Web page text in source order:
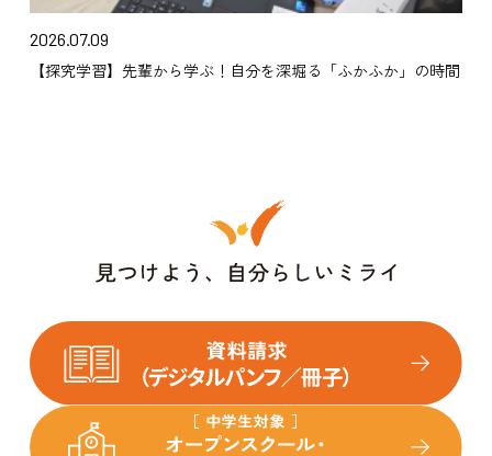
2026.07.09
【探究学習】先輩から学ぶ！自分を深堀る「ふかふか」の時間